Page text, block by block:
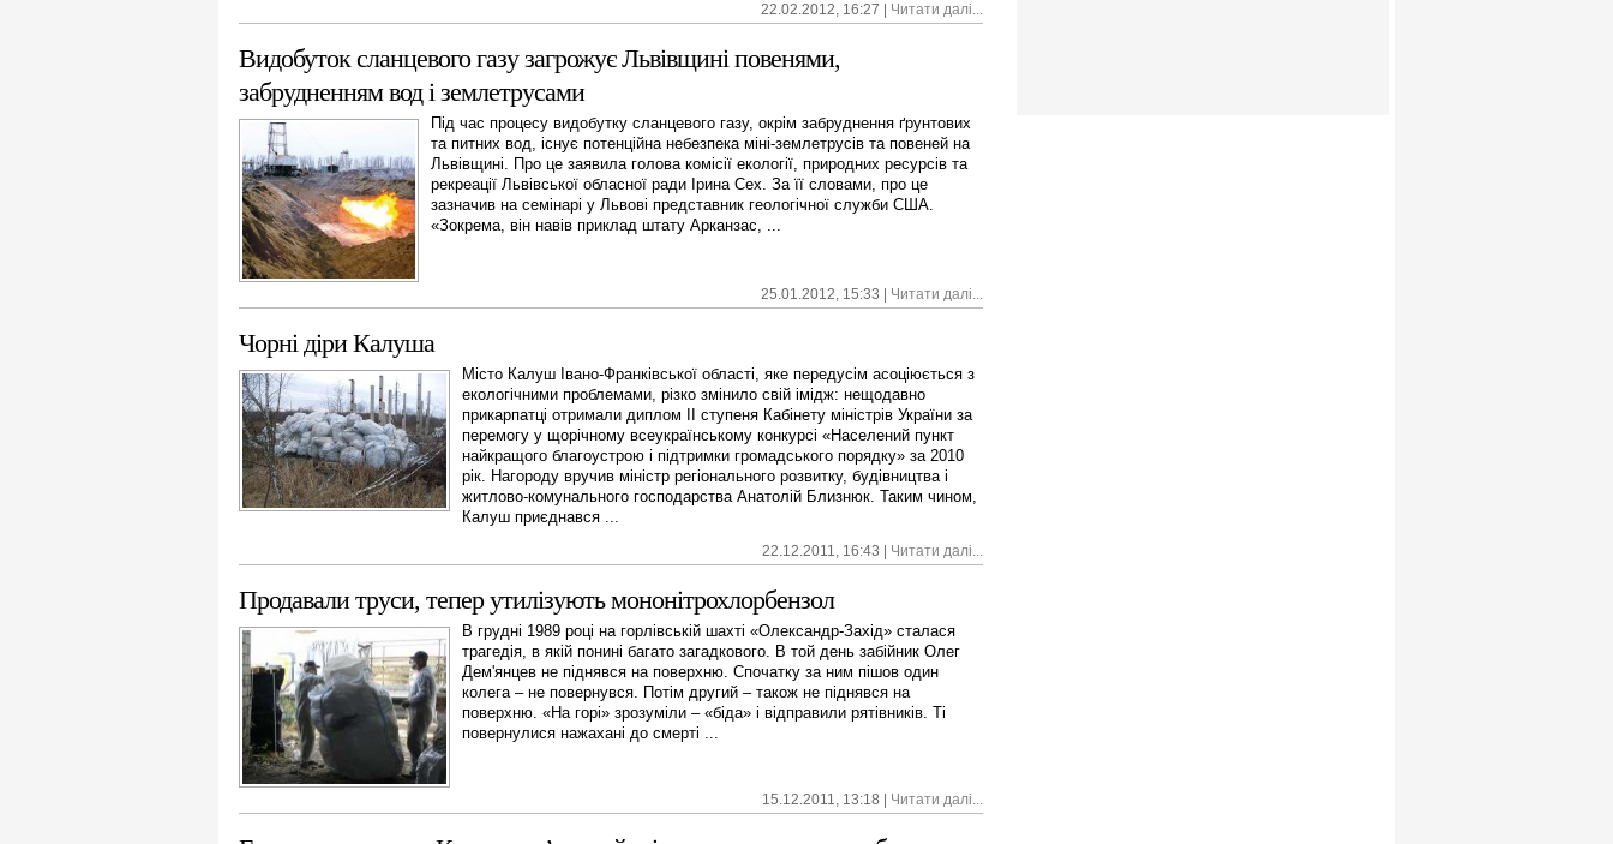
22.02.2012, 16:27 | Читати далі...
Видобуток сланцевого газу загрожує Львівщині повенями,
забрудненням вод і землетрусами
Під час процесу видобутку сланцевого газу, окрім забруднення ґрунтових
та питних вод, існує потенційна небезпека міні-землетрусів та повеней на
Львівщині. Про це заявила голова комісії екології, природних ресурсів та
рекреації Львівської обласної ради Ірина Сех. За її словами, про це
зазначив на семінарі у Львові представник геологічної служби США.
«Зокрема, він навів приклад штату Арканзас, ...
25.01.2012, 15:33 | Читати далі...
Чорні діри Калуша
Місто Калуш Івано-Франківської області, яке передусім асоціюється з
екологічними проблемами, різко змінило свій імідж: нещодавно
прикарпатці отримали диплом ІІ ступеня Кабінету міністрів України за
перемогу у щорічному всеукраїнському конкурсі «Населений пункт
найкращого благоустрою і підтримки громадського порядку» за 2010
рік. Нагороду вручив міністр регіонального розвитку, будівництва і
житлово-комунального господарства Анатолій Близнюк. Таким чином,
Калуш приєднався ...
22.12.2011, 16:43 | Читати далі...
Продавали труси, тепер утилізують мононітрохлорбензол
В грудні 1989 році на горлівській шахті «Олександр-Захід» сталася
трагедія, в якій понині багато загадкового. В той день забійник Олег
Дем'янцев не піднявся на поверхню. Спочатку за ним пішов один
колега – не повернувся. Потім другий – також не піднявся на
поверхню. «На горі» зрозуміли – «біда» і відправили рятівників. Ті
повернулися нажахані до смерті ...
15.12.2011, 13:18 | Читати далі...